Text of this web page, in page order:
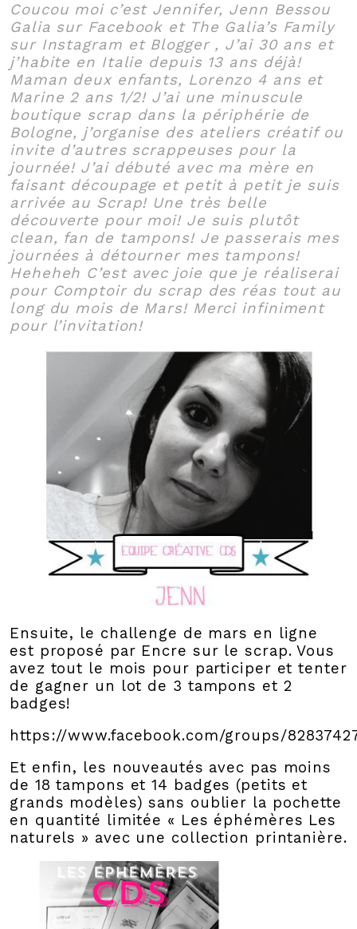
Coucou moi c’est Jennifer, Jenn Bessou
Galia sur Facebook et The Galia’s Family
sur Instagram et Blogger , J’ai 30 ans et
j’habite en Italie depuis 13 ans déjà!
Maman deux enfants, Lorenzo 4 ans et
Marine 2 ans 1/2! J’ai une minuscule
boutique scrap dans la périphérie de
Bologne, j’organise des ateliers créatif ou
invite d’autres scrappeuses pour la
journée! J’ai débuté avec ma mère en
faisant découpage et petit à petit je suis
arrivée au Scrap! Une très belle
découverte pour moi! Je suis plutôt
clean, fan de tampons! Je passerais mes
journées à détourner mes tampons!
Heheheh C’est avec joie que je réaliserai
pour Comptoir du scrap des réas tout au
long du mois de Mars! Merci infiniment
pour l’invitation!
Ensuite, le challenge de mars en ligne
est proposé par Encre sur le scrap. Vous
avez tout le mois pour participer et tenter
de gagner un lot de 3 tampons et 2
badges!
https://www.facebook.com/groups/
Et enfin, les nouveautés avec pas moins
de 18 tampons et 14 badges (petits et
grands modèles) sans oublier la pochette
en quantité limitée « Les éphémères Les
naturels » avec une collection printanière.